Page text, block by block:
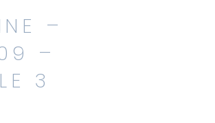
–
–
3